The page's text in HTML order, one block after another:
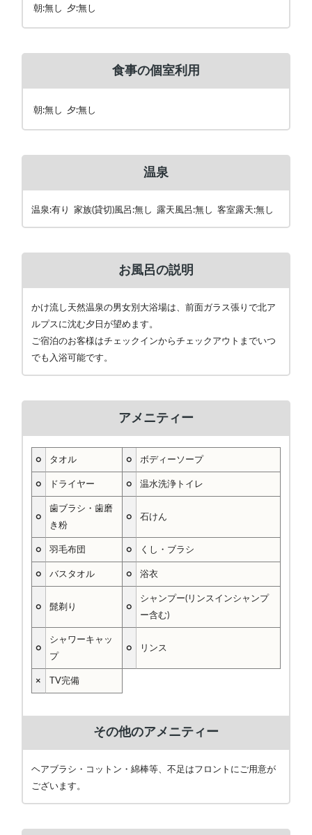
朝:無し 夕:無し
食事の個室利用
朝:無し 夕:無し
温泉
温泉:有り 家族(貸切)風呂:無し 露天風呂:無し 客室露天:無し
お風呂の説明
かけ流し天然温泉の男女別大浴場は、前面ガラス張りで北ア
ルプスに沈む夕日が望めます。
ご宿泊のお客様はチェックインからチェックアウトまでいつ
でも入浴可能です。
アメニティー
○ タオル ○ ボディーソープ
○ ドライヤー ○ 温水洗浄トイレ
○
歯ブラシ・歯磨
き粉
○ 石けん
○ 羽毛布団 ○ くし・ブラシ
○ バスタオル ○ 浴衣
○ 髭剃り ○
シャンプー(リンスインシャンプ
ー含む)
○
シャワーキャッ
プ
○ リンス
× TV完備
その他のアメニティー
ヘアブラシ・コットン・綿棒等、不足はフロントにご用意が
ございます。